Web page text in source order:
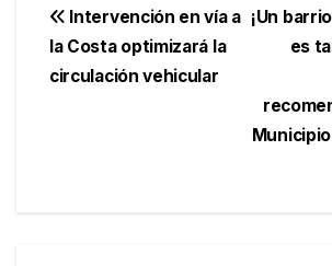
Navegación
de
¡Un
es
Intervención en vía a
la Costa optimizará la
circulación vehicular